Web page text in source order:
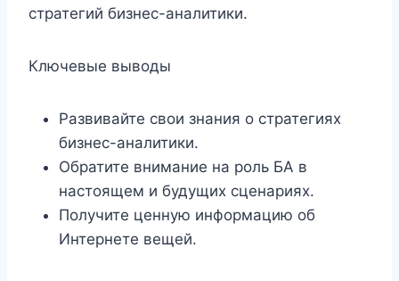
стратегий бизнес-аналитики.
Ключевые выводы
Развивайте свои знания о стратегиях
бизнес-аналитики.
Обратите внимание на роль БА в
настоящем и будущих сценариях.
Получите ценную информацию об
Интернете вещей.